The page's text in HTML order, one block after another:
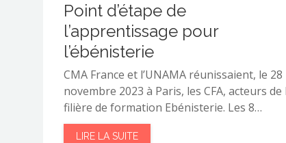
Point d’étape de
l’apprentissage pour
l’ébénisterie
CMA France et l’UNAMA réunissaient, le 28
novembre 2023 à Paris, les CFA, acteurs de
filière de formation Ebénisterie. Les 8…
LIRE LA SUITE